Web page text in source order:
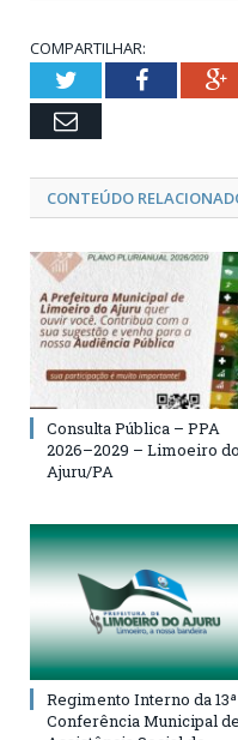
COMPARTILHAR:
TwitterFacebook
Email
CONTEÚDO
Consulta Pública – PPA
2026–2029 – Limoeiro do
Ajuru/PA
Regimento Interno da 13ª
Conferência Municipal de